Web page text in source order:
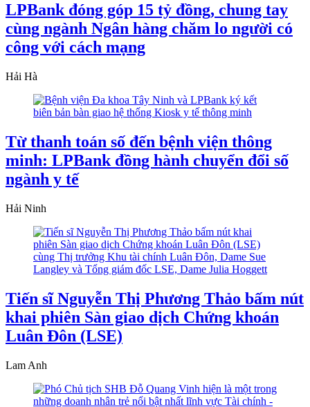
LPBank đóng góp 15 tỷ đồng, chung tay
cùng ngành Ngân hàng chăm lo người có
công với cách mạng
Hải Hà
Từ thanh toán số đến bệnh viện thông
minh: LPBank đồng hành chuyển đổi số
ngành y tế
Hải Ninh
Tiến sĩ Nguyễn Thị Phương Thảo bấm nút
khai phiên Sàn giao dịch Chứng khoán
Luân Đôn (LSE)
Lam Anh